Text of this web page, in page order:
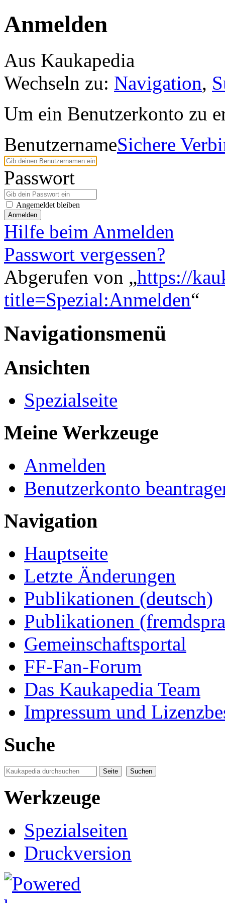
Anmelden
Aus Kaukapedia
Wechseln zu: Navigation,
Um ein Benutzerkonto zu
BenutzernameSichere
Passwort
Angemeldet bleiben
Anmelden
Hilfe beim Anmelden
Passwort vergessen?
Abgerufen von „https://
title=Spezial:Anmelden“
Navigationsmenü
Ansichten
Spezialseite
Meine Werkzeuge
Anmelden
Benutzerkonto
Navigation
Hauptseite
Letzte Änderungen
Publikationen (deutsch)
Publikationen
Gemeinschaftsportal
FF-Fan-Forum
Das Kaukapedia Team
Impressum und
Suche
Werkzeuge
Spezialseiten
Druckversion